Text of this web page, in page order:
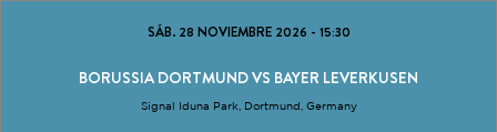
SÁB. 28 NOVIEMBRE 2026 - 15:30
BORUSSIA DORTMUND VS BAYER LEVERKUSEN
Signal Iduna Park, Dortmund, Germany